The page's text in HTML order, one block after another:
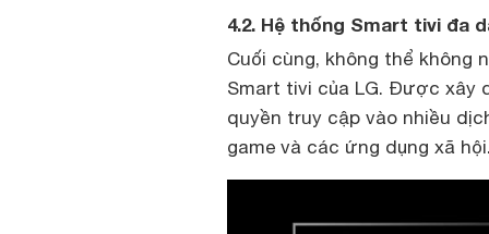
4.2. Hệ thống Smart tivi đa
Cuối cùng, không thể không
Smart tivi của LG. Được xây
quyền truy cập vào nhiều
game và các ứng dụng xã